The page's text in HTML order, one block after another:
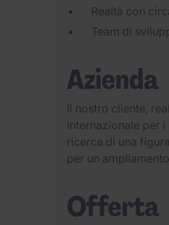
Realtà con
Team di
Azienda
Il nostro cliente,
internazionale per
ricerca di una
per un
Offerta